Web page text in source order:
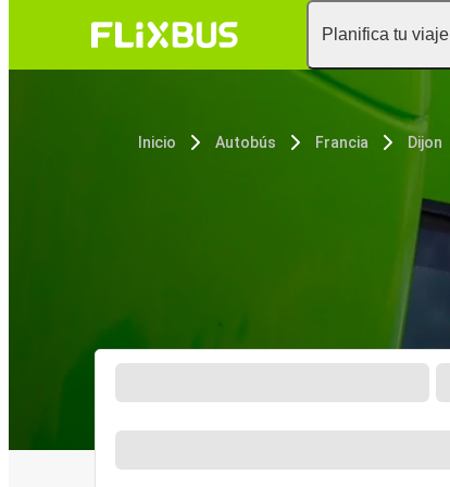
Planifica tu viaje
Inicio Autobús Francia Dijon